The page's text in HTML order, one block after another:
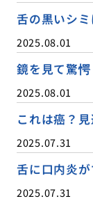
舌の黒いシ
2025.08.01
鏡を見て驚
2025.08.01
これは癌？
2025.07.31
舌に口内炎
2025.07.31